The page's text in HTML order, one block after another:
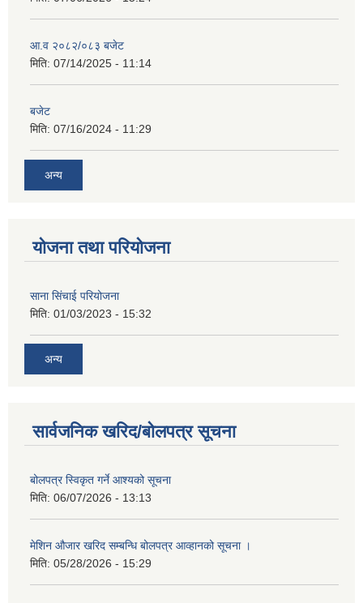
आ.व २०८२/०८३ बजेट
मिति: 07/14/2025 - 11:14
बजेट
मिति: 07/16/2024 - 11:29
अन्य
योजना तथा परियोजना
साना सिंचाई परियोजना
मिति: 01/03/2023 - 15:32
अन्य
सार्वजनिक खरिद/बोलपत्र सूचना
बोलपत्र स्विकृत गर्ने आश्यको सूचना
मिति: 06/07/2026 - 13:13
मेशिन औजार खरिद सम्बन्धि बोलपत्र आव्हानको सूचना ।
मिति: 05/28/2026 - 15:29